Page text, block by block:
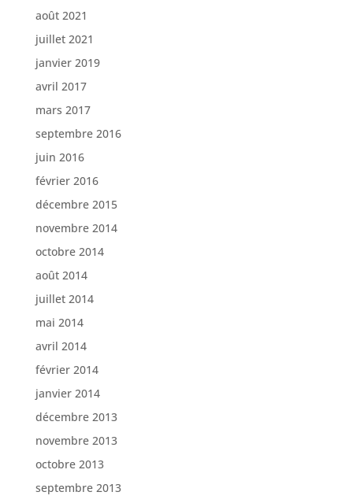
août 2021
juillet 2021
janvier 2019
avril 2017
mars 2017
septembre 2016
juin 2016
février 2016
décembre 2015
novembre 2014
octobre 2014
août 2014
juillet 2014
mai 2014
avril 2014
février 2014
janvier 2014
décembre 2013
novembre 2013
octobre 2013
septembre 2013